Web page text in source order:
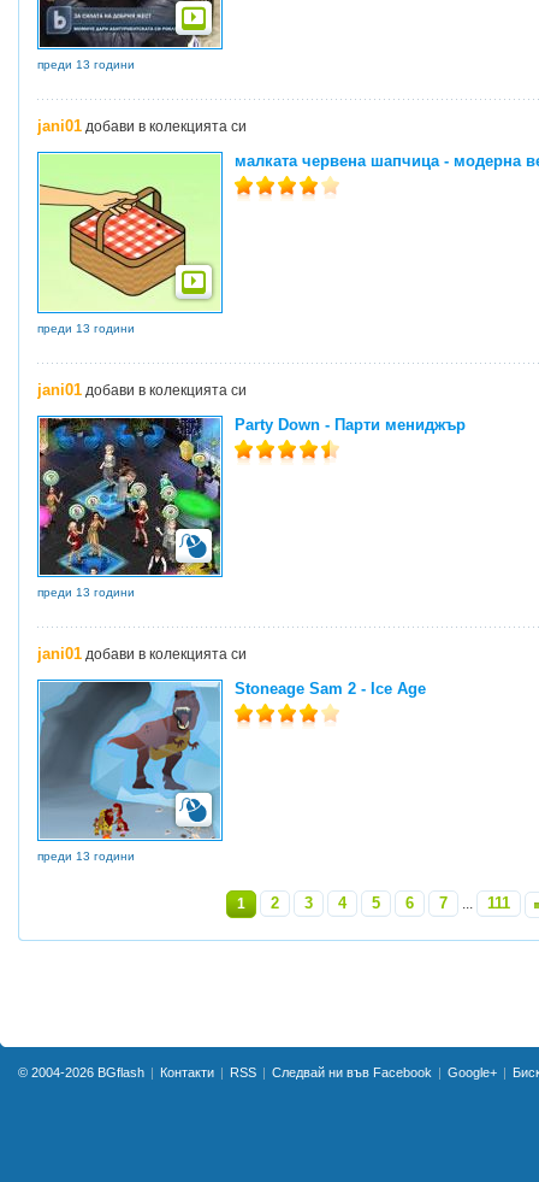
преди 13 години
jani01 добави в колекцията си
малката червена шапчица - модерна
преди 13 години
jani01 добави в колекцията си
Party Down - Парти мениджър
преди 13 години
jani01 добави в колекцията си
Stoneage Sam 2 - Ice Age
преди 13 години
1 2 3 4 5 6 7 ... 111»
© 2004-2026 BGflash Контакти RSS Следвай ни във Facebook Google+